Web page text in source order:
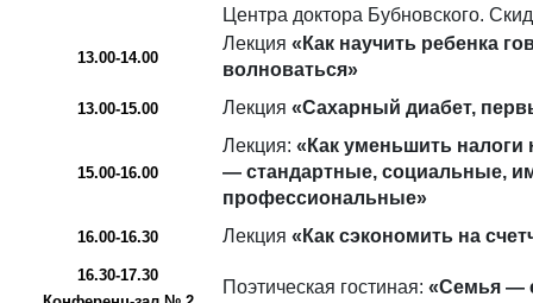
Центра доктора Бубновского.
13.00-14.00
Лекция «Как научить ребенка
волноваться»
13.00-15.00 Лекция «Сахарный диабет,
15.00-16.00
Лекция: «Как уменьшить
— стандартные, социальные,
профессиональные»
16.00-16.30 Лекция «Как сэкономить на
16.30-17.30
Поэтическая гостиная: «Семья —